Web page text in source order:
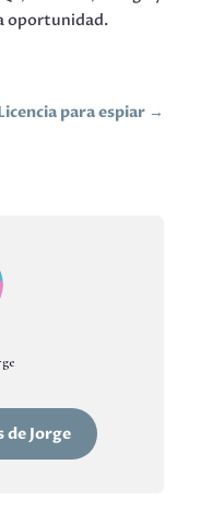
oportunidad.
para espiar →
de Jorge